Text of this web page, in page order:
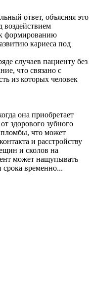
ответ, объясняя это
воздействием
формированию
кариеса под
случаев пациенту без
что связано с
из которых человек
она приобретает
здорового зубного
пломбы, что может
и расстройству
и сколов на
может нащупывать
временно...